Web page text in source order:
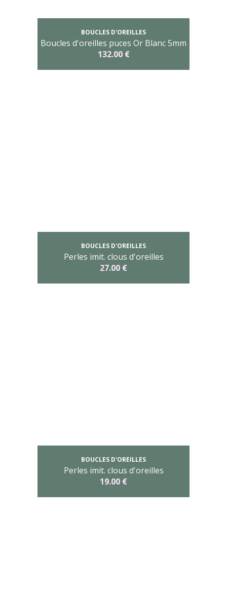
BOUCLES D'OREILLES
Boucles d'oreilles puces Or Blanc 5mm
132.00 €
BOUCLES D'OREILLES
Perles imit. clous d'oreilles
27.00 €
BOUCLES D'OREILLES
Perles imit. clous d'oreilles
19.00 €